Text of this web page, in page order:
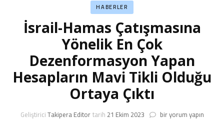
HABERLER
İsrail-Hamas Çatışmasına
Yönelik En Çok
Dezenformasyon Yapan
Hesapların Mavi Tikli Olduğu
Ortaya Çıktı
GeliştiriciTakipera Editortarih 21 Ekim 2023 İsrail-
bir yorum yapın